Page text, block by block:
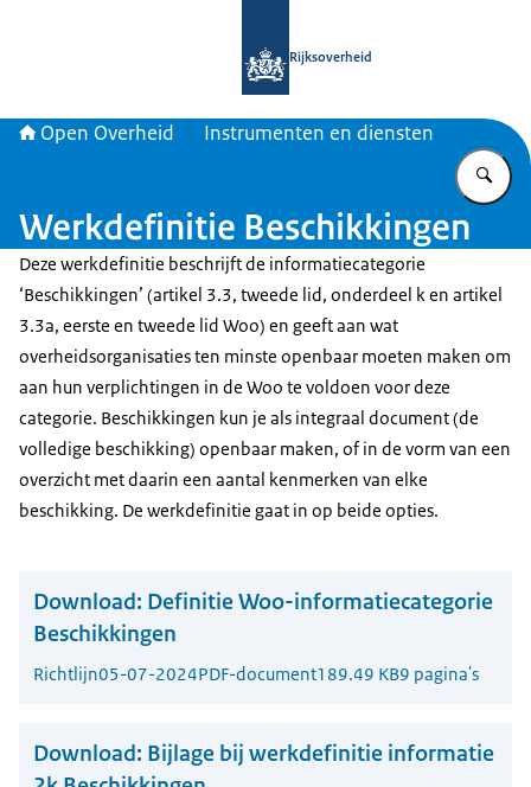
Rijksoverheid
Open Overheid Instrumenten en diensten
Werkdefinitie Beschikkingen
Deze werkdefinitie beschrijft de informatiecategorie
‘Beschikkingen’ (artikel 3.3, tweede lid, onderdeel k en artikel
3.3a, eerste en tweede lid Woo) en geeft aan wat
overheidsorganisaties ten minste openbaar moeten maken om
aan hun verplichtingen in de Woo te voldoen voor deze
categorie. Beschikkingen kun je als integraal document (de
volledige beschikking) openbaar maken, of in de vorm van een
overzicht met daarin een aantal kenmerken van elke
beschikking. De werkdefinitie gaat in op beide opties.
Download: Definitie Woo-informatiecategorie
Beschikkingen
Richtlijn05-07-2024PDF-document189.49 KB9 pagina's
Download: Bijlage bij werkdefinitie informatie